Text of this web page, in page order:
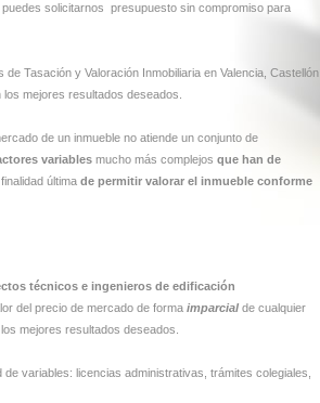
solicitarnos presupuesto sin compromiso para
Tasación y Valoración Inmobiliaria en Valencia, Castellón
mejores resultados deseados.
de un inmueble no atiende un conjunto de
variables mucho más complejosque han de
últimade permitir valorar el inmueble conforme
técnicos e ingenieros de edificación
del precio de mercado de formaimparcial de cualquier
mejores resultados deseados.
variables: licencias administrativas, trámites colegiales,